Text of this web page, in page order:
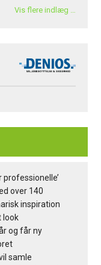
Vis flere indlæg …
professionelle’
over 140
inspiration
look
og får ny
samle